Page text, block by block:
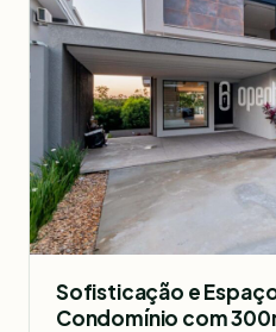
Sofisticação e
Condomínio com